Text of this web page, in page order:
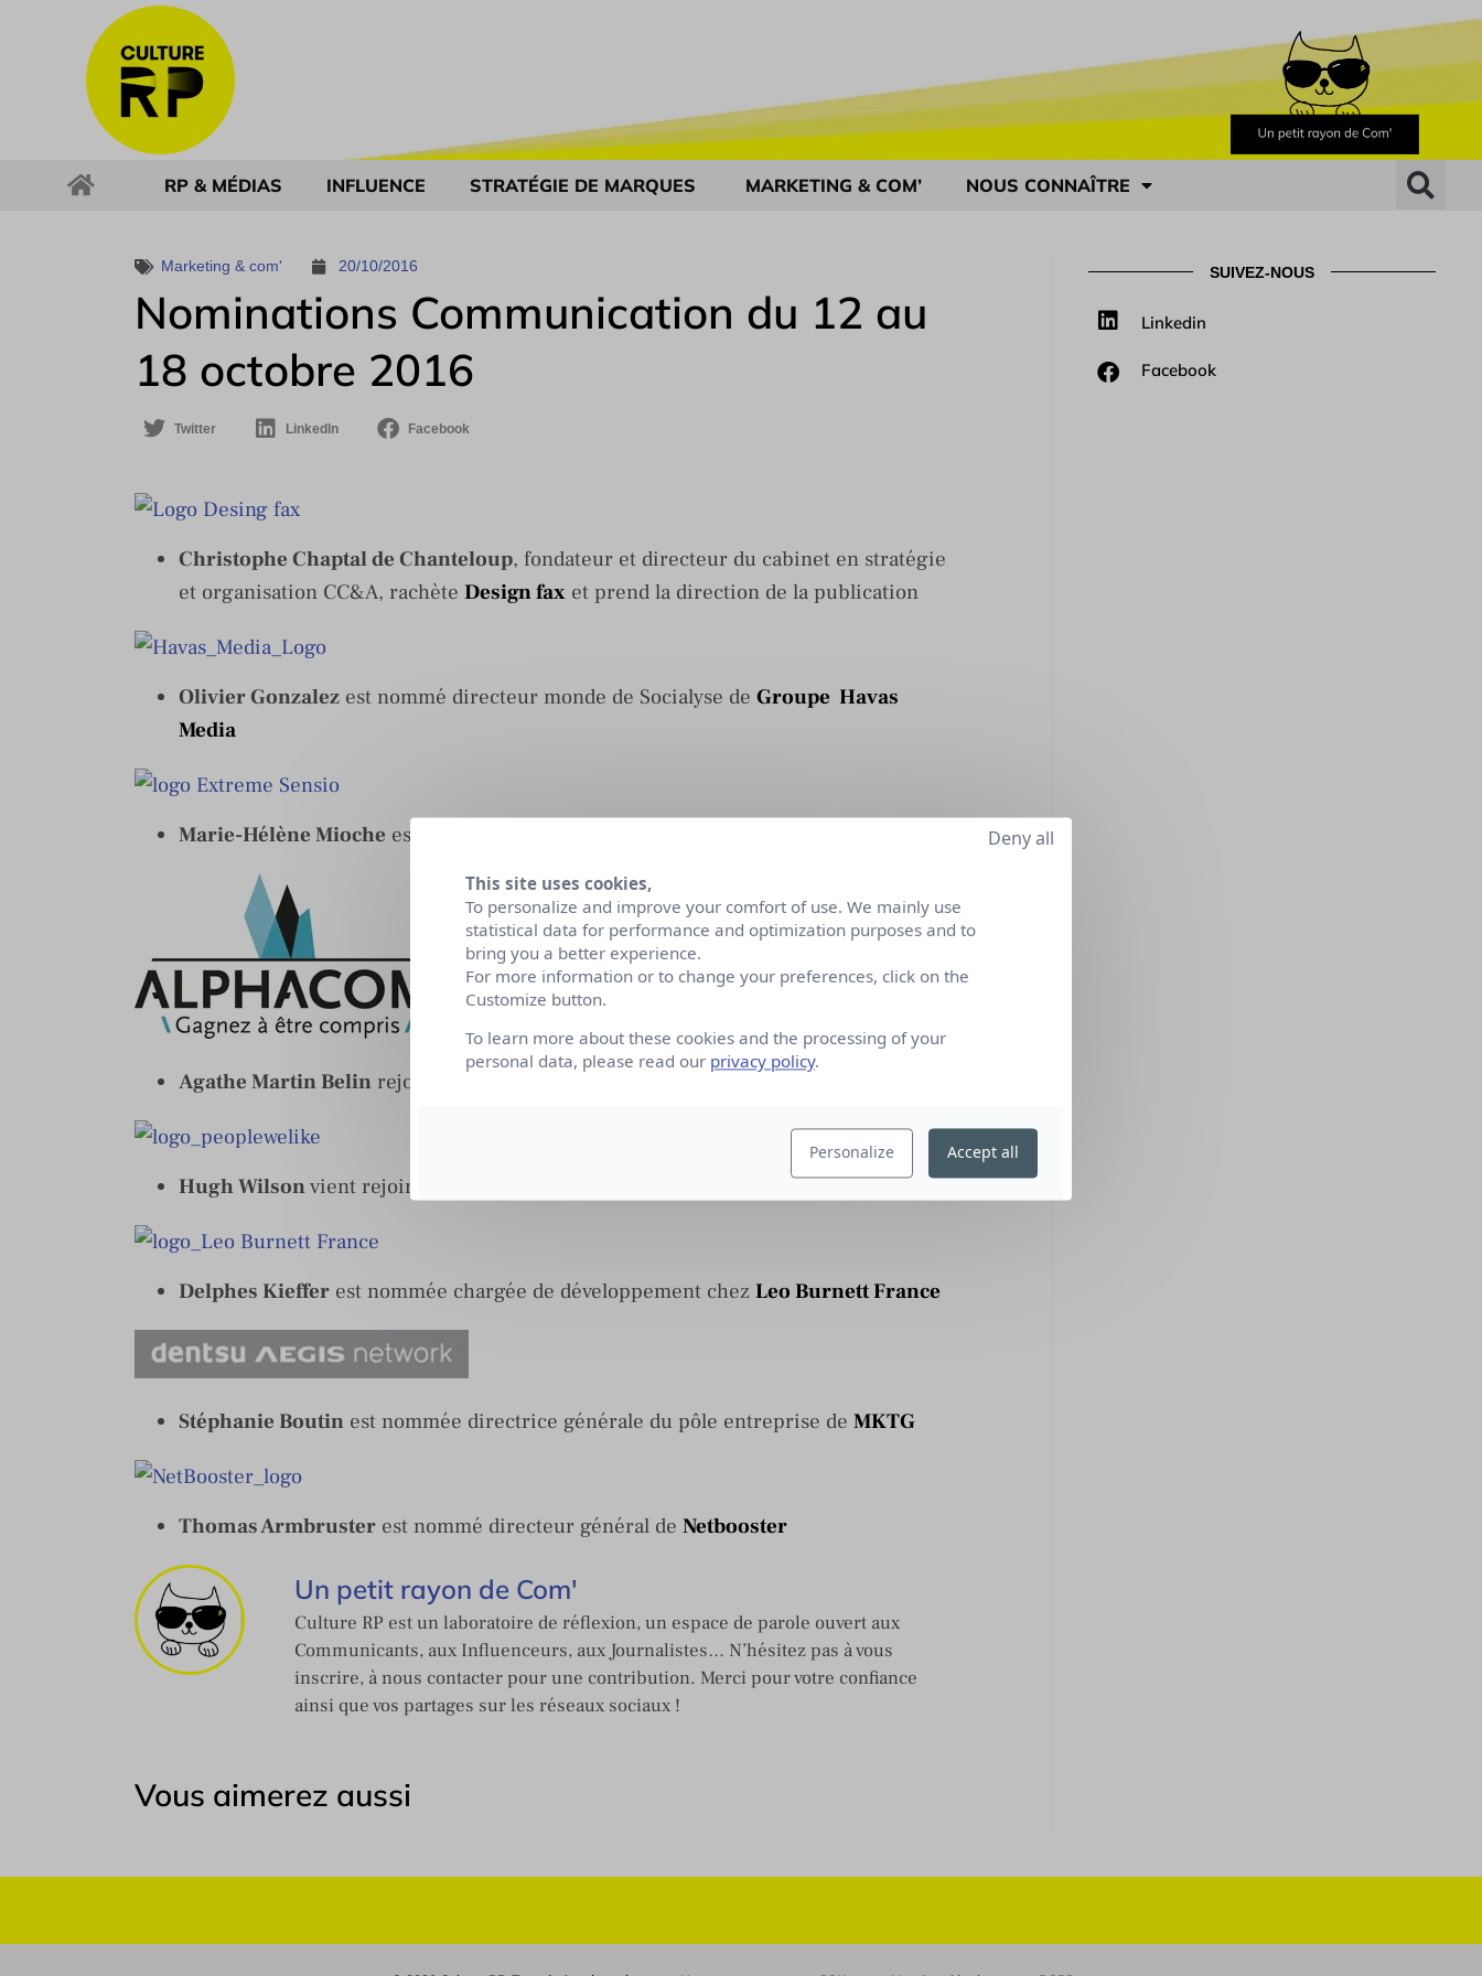
RP & MÉDIAS INFLUENCE STRATÉGIE DE MARQUES MARKETING & COM’ NOUS CONNAÎTRE
Marketing & com' 20/10/2016
Nominations Communication du 12 au
18 octobre 2016
Twitter LinkedIn Facebook
Christophe Chaptal de Chanteloup, fondateur et directeur du cabinet en stratégie
et organisation CC&A, rachète Design fax et prend la direction de la publication
Olivier Gonzalez est nommé directeur monde de Socialyse de Groupe Havas
Media
Marie-Hélène Mioche est nommée directrice d’
Agathe Martin Belin rejoint
Hugh Wilsonvient rejoindre l’agence en tant que partner
Delphes Kieffer est nommée chargée de développement chez Leo Burnett France
Stéphanie Boutin est nommée directrice générale du pôle entreprise de MKTG
Thomas Armbruster est nommé directeur général de Netbooster
Un petit rayon de Com'
Culture RP est un laboratoire de réflexion, un espace de parole ouvert aux
Communicants, aux Influenceurs, aux Journalistes… N’hésitez pas à vous
inscrire, à nous contacter pour une contribution. Merci pour votre confiance
ainsi que vos partages sur les réseaux sociaux !
Vous aimerez aussi
SUIVEZ-NOUS
Linkedin
Facebook
This site uses cookies,
To personalize and improve your comfort of use. We mainly use
statistical data for performance and optimization purposes and to
bring you a better experience.
For more information or to change your preferences, click on the
Customize button.
To learn more about these cookies and the processing of your
personal data, please read our privacy policy.
Personalize
Deny all
Accept all